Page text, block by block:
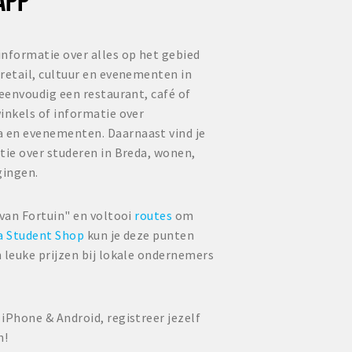
over alles op het gebied
cultuur en evenementen in
een restaurant, café of
of informatie over
evenementen. Daarnaast vind je
over studeren in Breda, wonen,
Fortuin" en voltooi routes om
Student Shop kun je deze punten
prijzen bij lokale ondernemers
& Android, registreer jezelf